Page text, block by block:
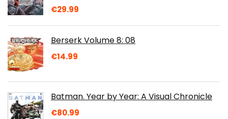
€29.99
Berserk Volume 8: 08
€14.99
Batman. Year by Year: A Visual Chronicle
€80.99